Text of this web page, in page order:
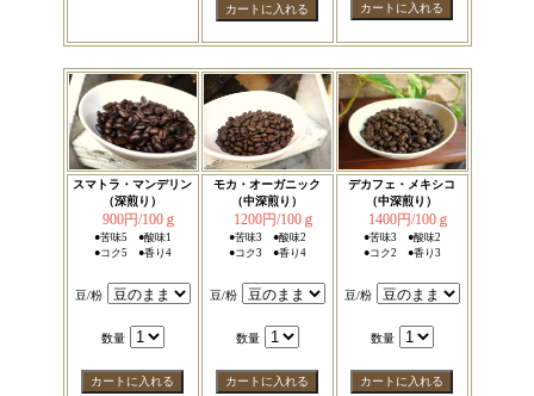
スマトラ・マンデリン
（深煎り）
900円/100ｇ
●苦味5 ●酸味1
●コク5 ●香り4
豆/粉
数量
モカ・オーガニック
（中深煎り）
1200円/100ｇ
●苦味3 ●酸味2
●コク3 ●香り4
豆/粉
数量
デカフェ・メキシコ
（中深煎り）
1400円/100ｇ
●苦味3 ●酸味2
●コク2 ●香り3
豆/粉
数量